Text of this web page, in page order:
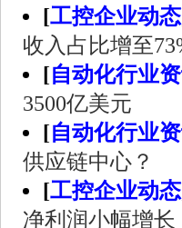
[工控企业动态
收入占比增至
[自动化行业
3500亿美元
[自动化行业
供应链中心？
[工控企业动态
净利润小幅增长